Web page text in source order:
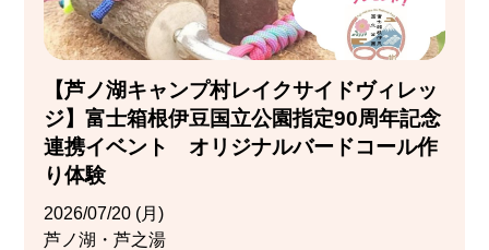
【芦ノ湖キャンプ村レイクサイドヴィレッ
ジ】富士箱根伊豆国立公園指定90周年記念
連携イベント オリジナルバードコール作
り体験
2026/07/20 (月)
芦ノ湖・芦之湯